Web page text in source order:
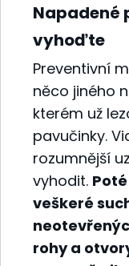
Napadené
vyhoďte
Preventivní
něco jiného
kterém už
pavučinky.
rozumnější
vyhodit.
veškeré
rohy a